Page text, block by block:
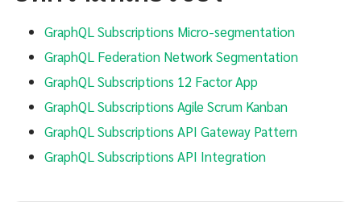
GraphQL Subscriptions Micro-segmentation
GraphQL Federation Network Segmentation
GraphQL Subscriptions 12 Factor App
GraphQL Subscriptions Agile Scrum Kanban
GraphQL Subscriptions API Gateway Pattern
GraphQL Subscriptions API Integration